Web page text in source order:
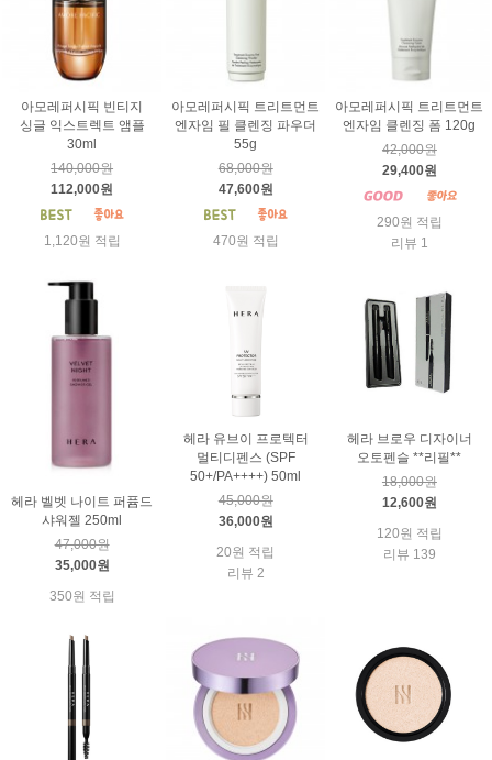
아모레퍼시픽 빈티지
싱글 익스트렉트 앰플
30ml
140,000원
112,000원
1,120원 적립
아모레퍼시픽 트리트먼트
엔자임 필 클렌징 파우더
55g
68,000원
47,600원
470원 적립
아모레퍼시픽 트리트먼트
엔자임 클렌징 폼 120g
42,000원
29,400원
290원 적립
리뷰 1
헤라 벨벳 나이트 퍼퓸드
샤워젤 250ml
47,000원
35,000원
350원 적립
헤라 유브이 프로텍터
멀티디펜스 (SPF
50+/PA++++) 50ml
45,000원
36,000원
20원 적립
리뷰 2
헤라 브로우 디자이너
오토펜슬 **리필**
18,000원
12,600원
120원 적립
리뷰 139